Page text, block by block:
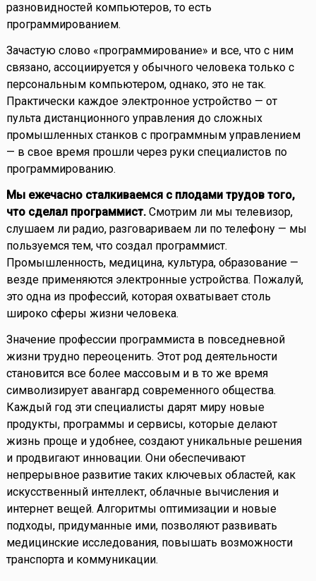
разновидностей компьютеров, то есть
программированием.
Зачастую слово «программирование» и все, что с ним
связано, ассоциируется у обычного человека только с
персональным компьютером, однако, это не так.
Практически каждое электронное устройство — от
пульта дистанционного управления до сложных
промышленных станков с программным управлением
— в свое время прошли через руки специалистов по
программированию.
Мы ежечасно сталкиваемся с плодами трудов того,
что сделал программист.Смотрим ли мы телевизор,
слушаем ли радио, разговариваем ли по телефону — мы
пользуемся тем, что создал программист.
Промышленность, медицина, культура, образование —
везде применяются электронные устройства. Пожалуй,
это одна из профессий, которая охватывает столь
широко сферы жизни человека.
Значение профессии программиста в повседневной
жизни трудно переоценить. Этот род деятельности
становится все более массовым и в то же время
символизирует авангард современного общества.
Каждый год эти специалисты дарят миру новые
продукты, программы и сервисы, которые делают
жизнь проще и удобнее, создают уникальные решения
и продвигают инновации. Они обеспечивают
непрерывное развитие таких ключевых областей, как
искусственный интеллект, облачные вычисления и
интернет вещей. Алгоритмы оптимизации и новые
подходы, придуманные ими, позволяют развивать
медицинские исследования, повышать возможности
транспорта и коммуникации.